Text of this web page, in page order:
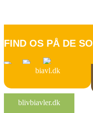
FIND OS PÅ DE
biavl.dk
blivbiavler.dk
FORSIDE